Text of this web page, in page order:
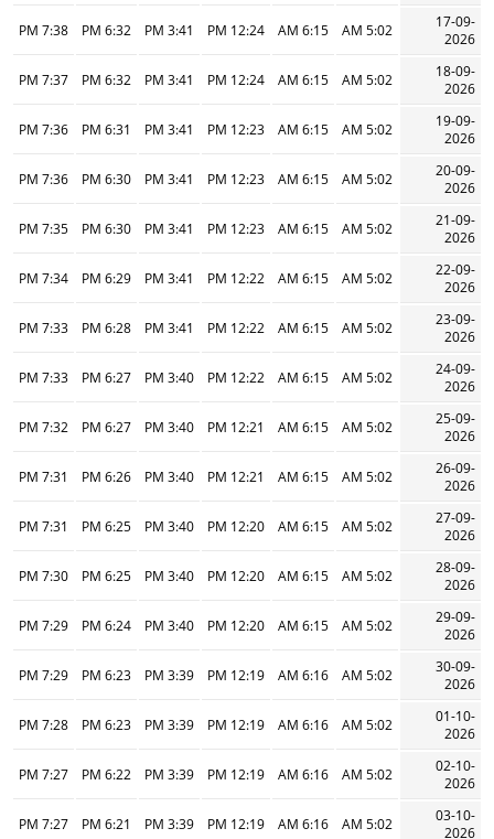
17-09-
2026
5:02 AM
6:15 AM
12:24 PM
3:41 PM
6:32 PM
7:38 PM
18-09-
2026
5:02 AM
6:15 AM
12:24 PM
3:41 PM
6:32 PM
7:37 PM
19-09-
2026
5:02 AM
6:15 AM
12:23 PM
3:41 PM
6:31 PM
7:36 PM
20-09-
2026
5:02 AM
6:15 AM
12:23 PM
3:41 PM
6:30 PM
7:36 PM
21-09-
2026
5:02 AM
6:15 AM
12:23 PM
3:41 PM
6:30 PM
7:35 PM
22-09-
2026
5:02 AM
6:15 AM
12:22 PM
3:41 PM
6:29 PM
7:34 PM
23-09-
2026
5:02 AM
6:15 AM
12:22 PM
3:41 PM
6:28 PM
7:33 PM
24-09-
2026
5:02 AM
6:15 AM
12:22 PM
3:40 PM
6:27 PM
7:33 PM
25-09-
2026
5:02 AM
6:15 AM
12:21 PM
3:40 PM
6:27 PM
7:32 PM
26-09-
2026
5:02 AM
6:15 AM
12:21 PM
3:40 PM
6:26 PM
7:31 PM
27-09-
2026
5:02 AM
6:15 AM
12:20 PM
3:40 PM
6:25 PM
7:31 PM
28-09-
2026
5:02 AM
6:15 AM
12:20 PM
3:40 PM
6:25 PM
7:30 PM
29-09-
2026
5:02 AM
6:15 AM
12:20 PM
3:40 PM
6:24 PM
7:29 PM
30-09-
2026
5:02 AM
6:16 AM
12:19 PM
3:39 PM
6:23 PM
7:29 PM
01-10-
2026
5:02 AM
6:16 AM
12:19 PM
3:39 PM
6:23 PM
7:28 PM
02-10-
2026
5:02 AM
6:16 AM
12:19 PM
3:39 PM
6:22 PM
7:27 PM
03-10-
2026
5:02 AM
6:16 AM
12:19 PM
3:39 PM
6:21 PM
7:27 PM